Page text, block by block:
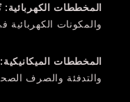
المخططات الكهربائية:
والمكونات الكهربائية
المخططات الميكانيكية:
والتدفئة والصرف